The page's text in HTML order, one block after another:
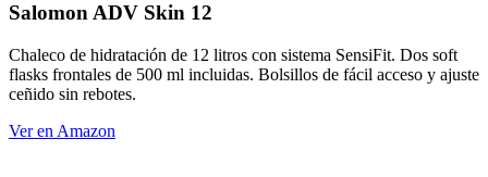
Salomon ADV Skin 12
Chaleco de hidratación de 12 litros con sistema SensiFit. Dos soft
flasks frontales de 500 ml incluidas. Bolsillos de fácil acceso y ajuste
ceñido sin rebotes.
Ver en Amazon